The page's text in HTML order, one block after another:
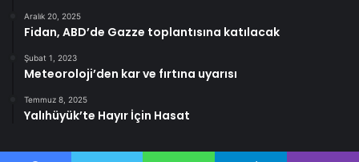
Aralık 20, 2025
Fidan, ABD’de Gazze toplantısına katılacak
Şubat 1, 2023
Meteoroloji’den kar ve fırtına uyarısı
Temmuz 8, 2025
Yalıhüyük’te Hayır İçin Hasat